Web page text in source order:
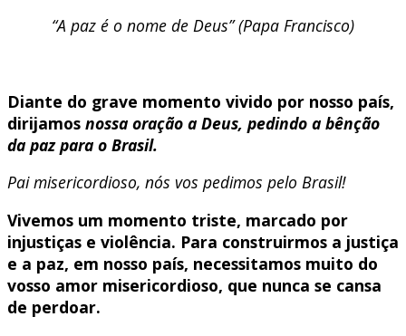
“A paz é o nome de Deus” (Papa Francisco)
Diante do grave momento vivido por nosso país,
dirijamos nossa oração a Deus, pedindo a bênção
da paz para o Brasil.
Pai misericordioso, nós vos pedimos pelo Brasil!
Vivemos um momento triste, marcado por
injustiças e violência. Para construirmos a justiça
e a paz, em nosso país, necessitamos muito do
vosso amor misericordioso, que nunca se cansa
de perdoar.